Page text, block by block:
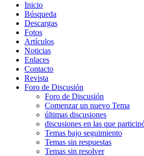
Inicio
Búsqueda
Descargas
Fotos
Artículos
Noticias
Enlaces
Contacto
Revista
Foro de Discusión
Foro de Discusión
Comenzar un nuevo Tema
últimas discusiones
discusiones en las que
Temas bajo seguimiento
Temas sin respuestas
Temas sin resolver